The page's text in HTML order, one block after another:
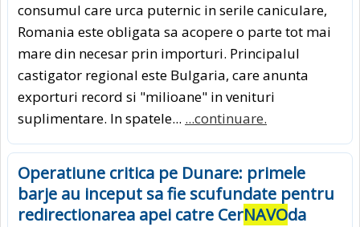
consumul care urca puternic in serile caniculare,
Romania este obligata sa acopere o parte tot mai
mare din necesar prin importuri. Principalul
castigator regional este Bulgaria, care anunta
exporturi record si "milioane" in venituri
suplimentare. In spatele... ...continuare.
Operatiune critica pe Dunare: primele
barje au inceput sa fie scufundate pentru
redirectionarea apei catre CerNAVOda